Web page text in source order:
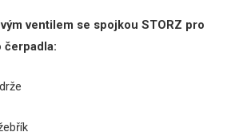
ventilem se spojkou STORZ pro
čerpadla: